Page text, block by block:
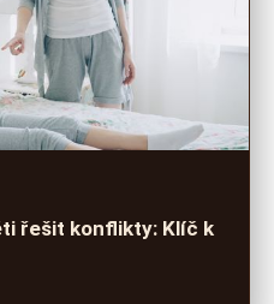
řešit konflikty: Klíč k